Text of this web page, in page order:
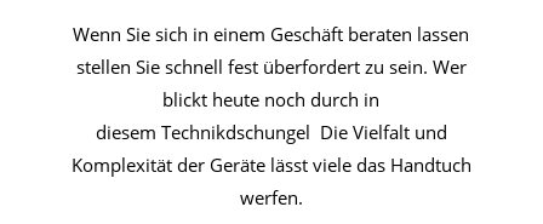
Wenn Sie sich in einem Geschäft beraten lassen
stellen Sie schnell fest überfordert zu sein. Wer
blickt heute noch durch in
diesem Technikdschungel Die Vielfalt und
Komplexität der Geräte lässt viele das Handtuch
werfen.